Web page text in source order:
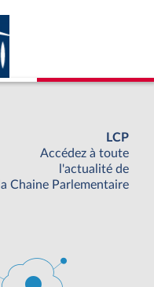
LCP
Accédez à toute
l'actualité de
la Chaine Parlementaire